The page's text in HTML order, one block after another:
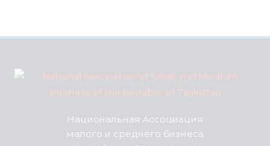
Национальная Ассоциация
малого и среднего бизнеса